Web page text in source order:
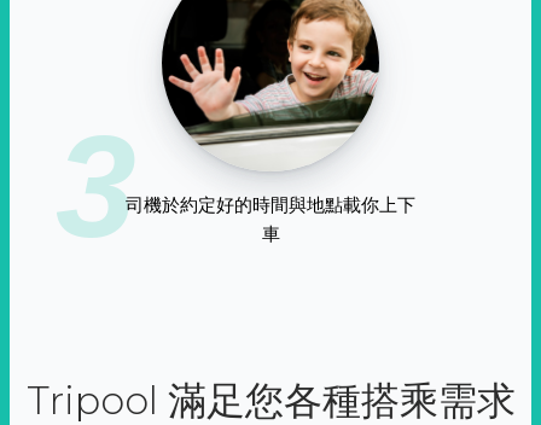
3司機於約定好的時間與地點載你上下
車
Tripool 滿足您各種搭乘需求